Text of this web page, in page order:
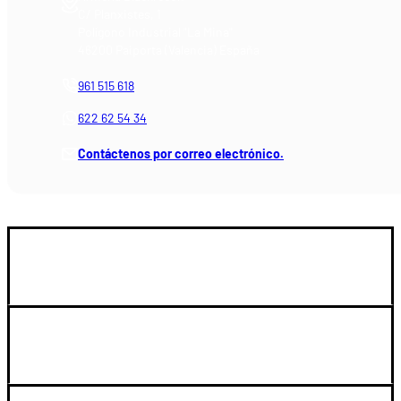
961 515 618
622 62 54 34
Contáctenos por correo electrónico.